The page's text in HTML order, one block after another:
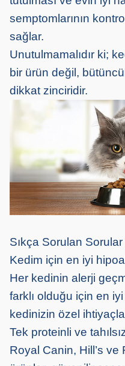
semptomlarının
sağlar.
Unutulmamalıdır ki;
bir ürün değil,
dikkat zinciridir.
Sıkça Sorulan
Kedim için en iyi
Her kedinin alerji
farklı olduğu için en
kedinizin özel
Tek proteinli ve
Royal Canin, Hill’s